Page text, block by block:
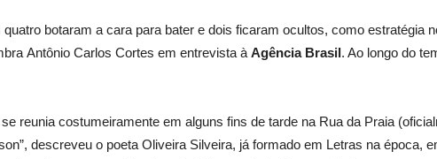
botaram a cara para bater e dois ficaram ocultos, como estratégia
Antônio Carlos Cortes em entrevista à Agência Brasil. Ao longo do
reunia costumeiramente em alguns fins de tarde na Rua da Praia
descreveu o poeta Oliveira Silveira, já formado em Letras na época,